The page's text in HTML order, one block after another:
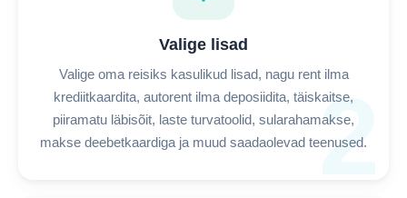
2
Valige lisad
Valige oma reisiks kasulikud lisad, nagu rent ilma
krediitkaardita, autorent ilma deposiidita, täiskaitse,
piiramatu läbisõit, laste turvatoolid, sularahamakse,
makse deebetkaardiga ja muud saadaolevad teenused.